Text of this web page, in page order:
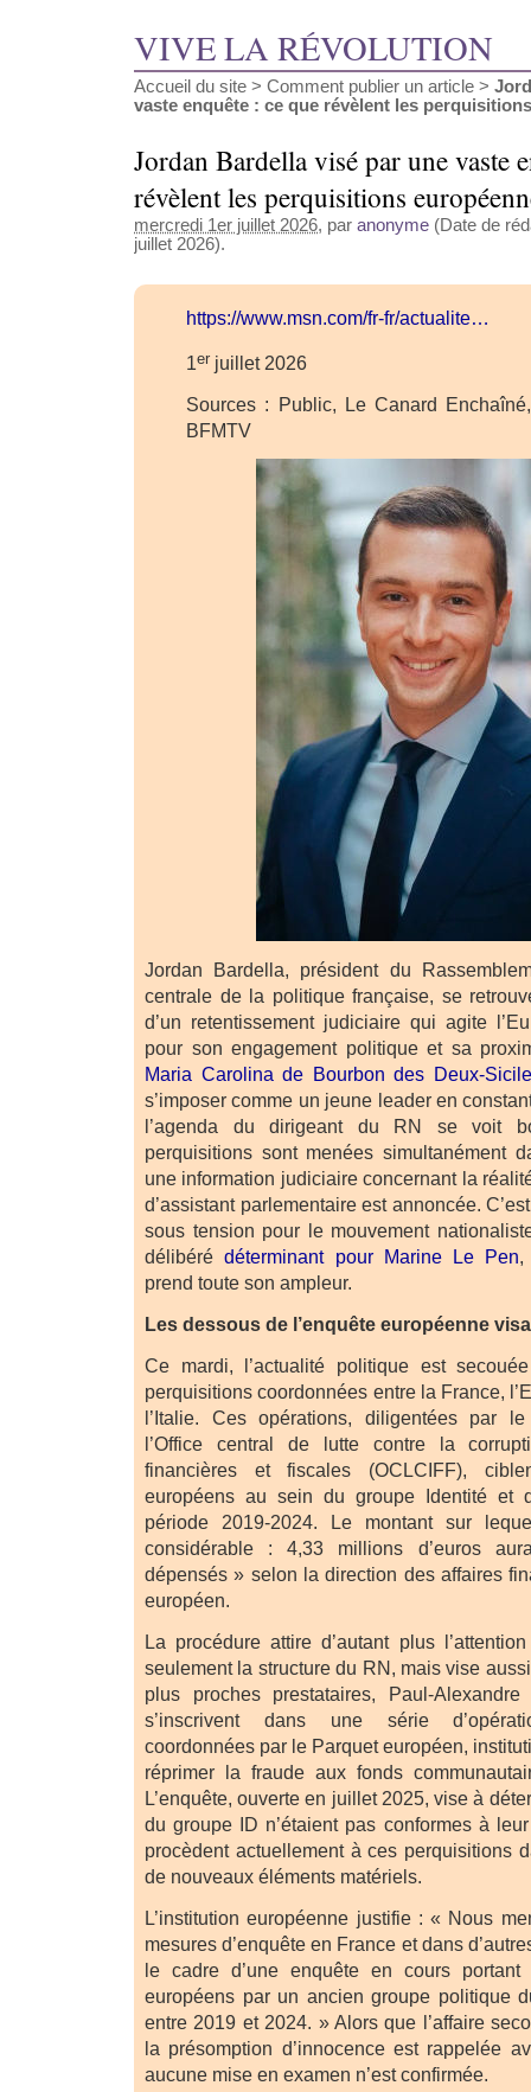
VIVE LA RÉVOLUTION
Accueil du site > Comment publier un article >
vaste enquête : ce que révèlent les
Jordan Bardella visé par une vaste
révèlent les perquisitions
mercredi 1er juillet 2026, par anonyme (Date de
juillet 2026).
https://www.msn.com/fr-fr/actualite…
1er juillet 2026
Sources : Public, Le Canard
BFMTV
Jordan Bardella, président du
centrale de la politique française, se
d’un retentissement judiciaire qui agite
pour son engagement politique et sa
Maria Carolina de Bourbon des Deux-
s’imposer comme un jeune leader en
l’agenda du dirigeant du RN se voit
perquisitions sont menées simultanément
une information judiciaire concernant la
d’assistant parlementaire est annoncée.
sous tension pour le mouvement
délibérédéterminant pour Marine Le Pen,
prend toute son ampleur.
Les dessous de l’enquête européenne
Ce mardi, l’actualité politique est
perquisitions coordonnées entre la France,
l’Italie. Ces opérations, diligentées par
l’Office central de lutte contre la
financières et fiscales (OCLCIFF),
européens au sein du groupe Identité et
période 2019-2024. Le montant sur
considérable : 4,33 millions d’euros
dépensés » selon la direction des affaires
européen.
La procédure attire d’autant plus
seulement la structure du RN, mais vise
plus proches prestataires, Paul-
s’inscrivent dans une série
coordonnées par le Parquet européen,
réprimer la fraude aux fonds
L’enquête, ouverte en juillet 2025, vise à
du groupe ID n’étaient pas conformes à
procèdent actuellement à ces perquisitions
de nouveaux éléments matériels.
L’institution européenne justifie : « Nous
mesures d’enquête en France et dans
le cadre d’une enquête en cours portant
européens par un ancien groupe politique
entre 2019 et 2024. » Alors que l’affaire
la présomption d’innocence est rappelée
aucune mise en examen n’est confirmée.